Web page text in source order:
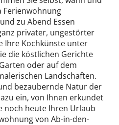
Ferienwohnung
zu Abend Essen
privater, ungestörter
Ihre Kochkünste unter
die köstlichen Gerichte
oder auf dem
Landschaften.
bezaubernde Natur der
ein, von Ihnen erkundet
noch heute Ihren Urlaub
von Ab-in-den-